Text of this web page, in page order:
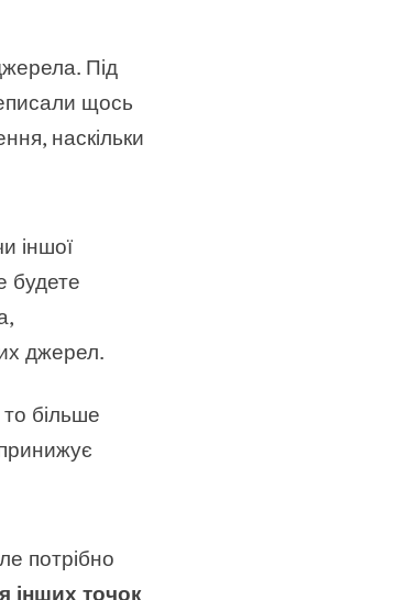
Під
щось
наскільки
іншої
будете
джерел.
більше
потрібно
інших точок